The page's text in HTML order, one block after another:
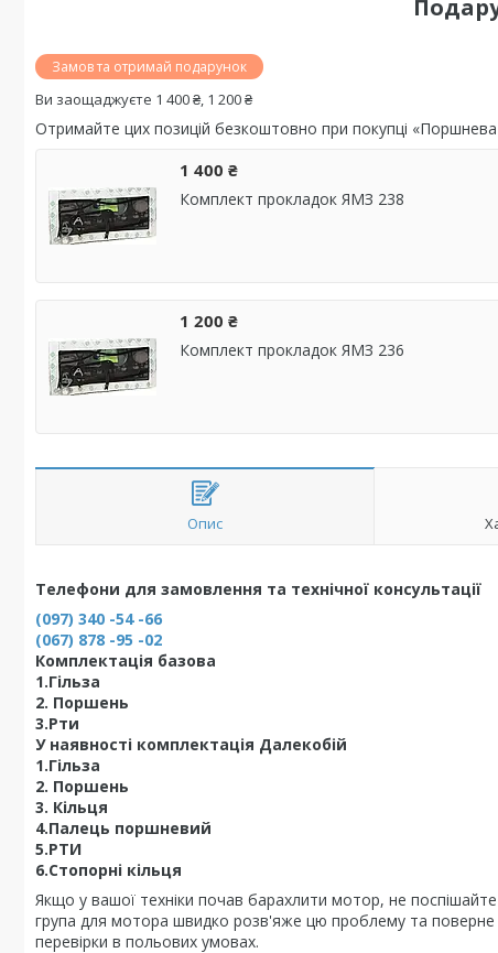
Замов та отримай подарунок
Ви заощаджуєте 1 400 ₴, 1 200 ₴
Отримайте цих позицій безкоштовно при покупці
1 400 ₴
Комплект прокладок ЯМЗ 238
1 200 ₴
Комплект прокладок ЯМЗ 236
Опис
Телефони для замовлення та технічної консультації
(097) 340 -54 -66
(067) 878 -95 -02
Комплектація базова
1.Гільза
2. Поршень
3.Рти
У наявності комплектація Далекобій
1.Гільза
2. Поршень
3. Кільця
4.Палець поршневий
5.РТИ
6.Стопорні кільця
Якщо у вашої техніки почав барахлити мотор, не
група для мотора швидко розв'яже цю проблему та
перевірки в польових умовах.